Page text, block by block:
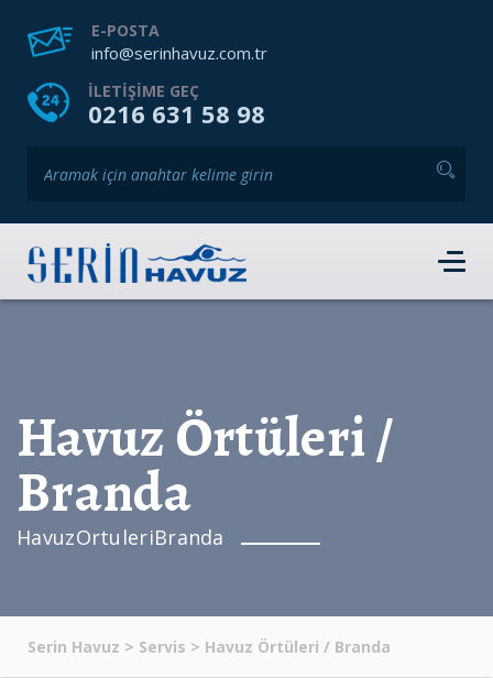
ANASAYFA
GALERI HABERLER
E-POSTA
info@serinhavuz.com.tr
ILETIŞIME GEÇ
0216 631 58 98
Havuz Örtüleri /
Branda
HavuzOrtuleriBranda
Serin Havuz > Servis > Havuz Örtüleri / Branda